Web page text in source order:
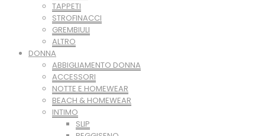
TAPPETI
STROFINACCI
GREMBIULI
ALTRO
DONNA
ABBIGLIAMENTO DONNA
ACCESSORI
NOTTE E HOMEWEAR
BEACH & HOMEWEAR
INTIMO
SLIP